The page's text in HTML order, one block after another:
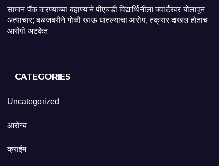
सामान पॅक करण्याच्या बहाण्याने पीएचडी विद्यार्थिनीला क्वार्टरवर बोलावून
अत्याचार; बळजबरीने गोळी खाऊ घातल्याचा आरोप, तक्रार दाखल होताच
आरोपी अटकेत
CATEGORIES
Uncategorized
आरोग्य
क्राईम